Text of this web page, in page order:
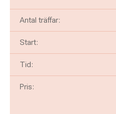
Antal träffar:
Start:
Tid:
Pris: